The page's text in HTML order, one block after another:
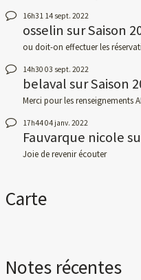
16h31 14 sept. 2022
osselin surSaison
ou doit-on effectuer les
14h30 03 sept. 2022
belavalsurSaison
Merci pour les renseignements
17h4404 janv. 2022
Fauvarque nicole
Joie de revenir écouter
Carte
Notes récentes